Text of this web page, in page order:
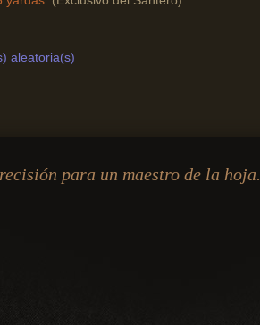
aleatoria(s)
para un maestro de la hoja.